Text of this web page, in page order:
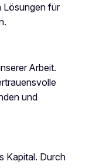
Lösungen für
Arbeit.
und
Kapital. Durch